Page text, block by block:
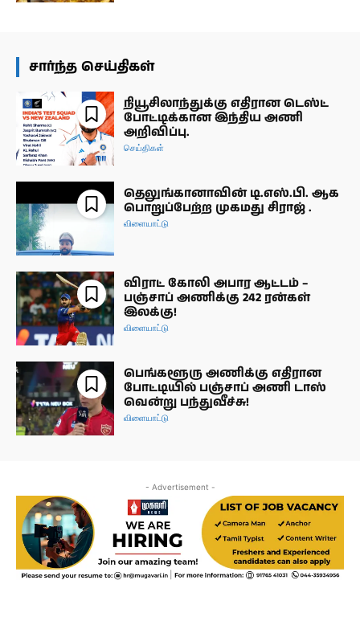
சார்ந்த செய்திகள்
நியூசிலாந்துக்கு எதிரான டெஸ்ட்
போட்டிக்கான இந்திய அணி
அறிவிப்பு.
செய்திகள்
தெலுங்கானாவின் டி.எஸ்.பி. ஆக
பொறுப்பேற்ற முகமது சிராஜ் .
விளையாட்டு
விராட் கோலி அபார ஆட்டம் –
பஞ்சாப் அணிக்கு 242 ரன்கள்
இலக்கு!
விளையாட்டு
பெங்களூரு அணிக்கு எதிரான
போட்டியில் பஞ்சாப் அணி டாஸ்
வென்று பந்துவீச்சு!
விளையாட்டு
- Advertisement -